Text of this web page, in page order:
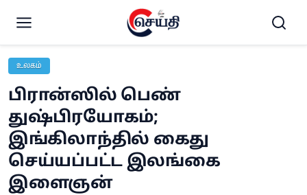
உலகம்
பிரான்ஸில் பெண்
துஷ்பிரயோகம்;
இங்கிலாந்தில் கைது
செய்யப்பட்ட இலங்கை
இளைஞன்